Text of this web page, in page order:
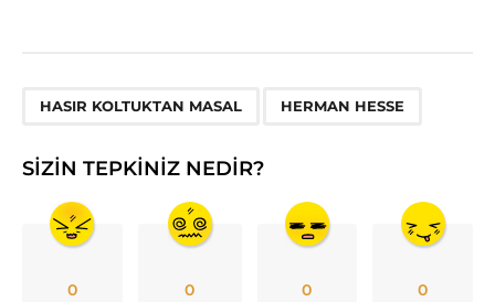
HASIR KOLTUKTAN MASAL HERMAN HESSE
SIZIN TEPKINIZ NEDIR?
0 0 0 0